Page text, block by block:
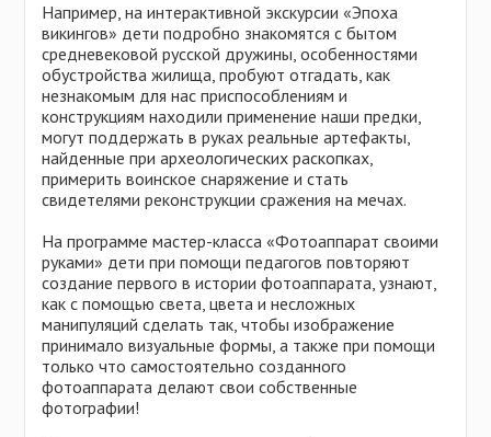
Например, на интерактивной экскурсии «Эпоха
викингов» дети подробно знакомятся с бытом
средневековой русской дружины, особенностями
обустройства жилища, пробуют отгадать, как
незнакомым для нас приспособлениям и
конструкциям находили применение наши предки,
могут поддержать в руках реальные артефакты,
найденные при археологических раскопках,
примерить воинское снаряжение и стать
свидетелями реконструкции сражения на мечах.
На программе мастер-класса «Фотоаппарат своими
руками» дети при помощи педагогов повторяют
создание первого в истории фотоаппарата, узнают,
как с помощью света, цвета и несложных
манипуляций сделать так, чтобы изображение
принимало визуальные формы, а также при помощи
только что самостоятельно созданного
фотоаппарата делают свои собственные
фотографии!